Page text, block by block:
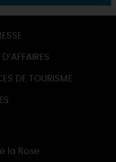
D’AFFAIRES
DE TOURISME
la Rose